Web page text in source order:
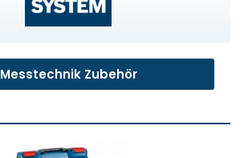
Messtechnik Zubehör